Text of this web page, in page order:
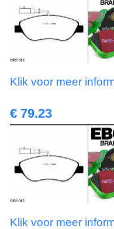
Klik voor meer
€ 79.23
Klik voor meer